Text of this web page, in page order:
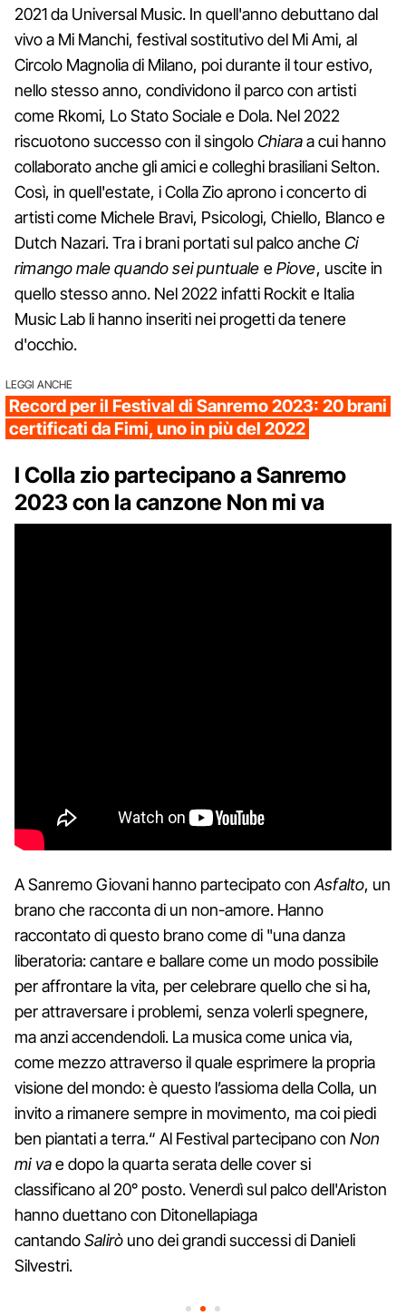
2021 da Universal Music. In quell'anno debuttano dal
vivo a Mi Manchi, festival sostitutivo del Mi Ami, al
Circolo Magnolia di Milano, poi durante il tour estivo,
nello stesso anno, condividono il parco con artisti
come Rkomi, Lo Stato Sociale e Dola. Nel 2022
riscuotono successo con il singoloChiaraa cui hanno
collaborato anche gli amici e colleghi brasiliani Selton.
Così, in quell'estate, i Colla Zio aprono i concerto di
artisti come Michele Bravi, Psicologi, Chiello, Blanco e
Dutch Nazari. Tra i brani portati sul palco ancheCi
rimango male quando sei puntuale ePiove, uscite in
quello stesso anno. Nel 2022 infatti Rockit e Italia
Music Lab li hanno inseriti nei progetti da tenere
d'occhio.
LEGGI ANCHE
Record per il Festival di Sanremo 2023: 20 brani
certificati da Fimi, uno in più del 2022
I Colla zio partecipano a Sanremo
2023 con la canzone Non mi va
A Sanremo Giovani hanno partecipato conAsfalto, un
brano che racconta di un non-amore. Hanno
raccontato di questo brano come di "una danza
liberatoria: cantare e ballare come un modo possibile
per affrontare la vita, per celebrare quello che si ha,
per attraversare i problemi, senza volerli spegnere,
ma anzi accendendoli. La musica come unica via,
come mezzo attraverso il quale esprimere la propria
visione del mondo: è questo l’assioma della Colla, un
invito a rimanere sempre in movimento, ma coi piedi
ben piantati a terra.“ Al Festival partecipano con Non
mi vae dopo la quarta serata delle cover si
classificano al 20° posto. Venerdì sul palco dell'Ariston
hanno duettano con Ditonellapiaga
cantandoSalirò uno dei grandi successi di Danieli
Silvestri.